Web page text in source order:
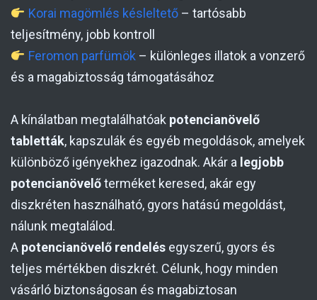
Korai magömlés késleltető– tartósabb
teljesítmény, jobb kontroll
Feromon parfümök – különleges illatok a vonzerő
és a magabiztosság támogatásához
A kínálatban megtalálhatóak potencianövelő
tabletták, kapszulák és egyéb megoldások, amelyek
különböző igényekhez igazodnak. Akár a legjobb
potencianövelőterméket keresed, akár egy
diszkréten használható, gyors hatású megoldást,
nálunk megtalálod.
A potencianövelő rendelés egyszerű, gyors és
teljes mértékben diszkrét. Célunk, hogy minden
vásárló biztonságosan és magabiztosan